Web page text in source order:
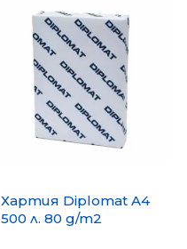
Хартия Diplomat A4
500 л. 80 g/m2